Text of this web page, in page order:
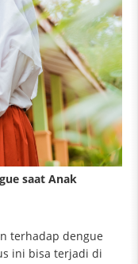
saat Anak
terhadap dengue
ini bisa terjadi di